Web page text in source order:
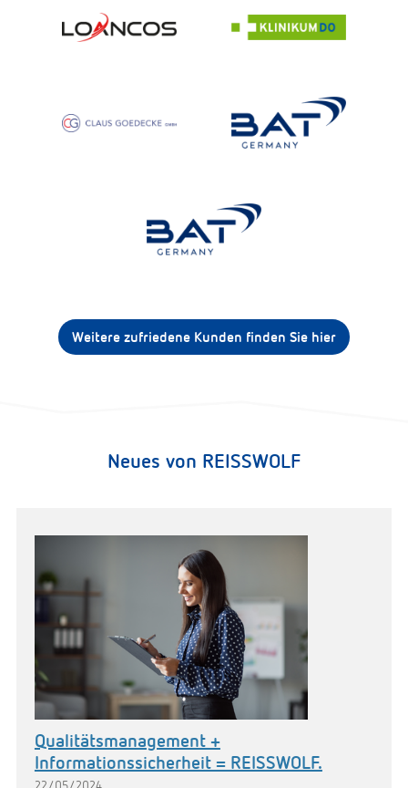
Weitere zufriedene Kunden finden Sie hier
Neues von REISSWOLF
Qualitätsmanagement +
Informationssicherheit = REISSWOLF.
22/05/2024